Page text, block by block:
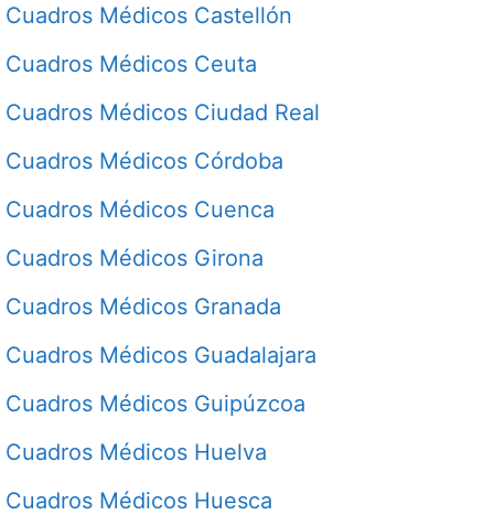
Cuadros Médicos Castellón
Cuadros Médicos Ceuta
Cuadros Médicos Ciudad Real
Cuadros Médicos Córdoba
Cuadros Médicos Cuenca
Cuadros Médicos Girona
Cuadros Médicos Granada
Cuadros Médicos Guadalajara
Cuadros Médicos Guipúzcoa
Cuadros Médicos Huelva
Cuadros Médicos Huesca